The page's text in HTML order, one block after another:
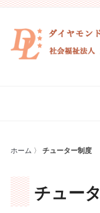
ホーム 〉 チューター制度
チュー